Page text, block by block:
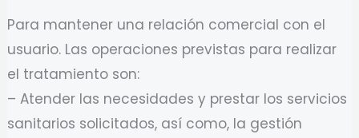
Para mantener una relación comercial con el
usuario. Las operaciones previstas para realizar
el tratamiento son:
– Atender las necesidades y prestar los servicios
sanitarios solicitados, así como, la gestión